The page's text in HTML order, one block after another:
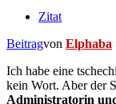
Zitat
Beitragvon Elphaba
Ich habe eine
kein Wort. Aber der
Administratorin